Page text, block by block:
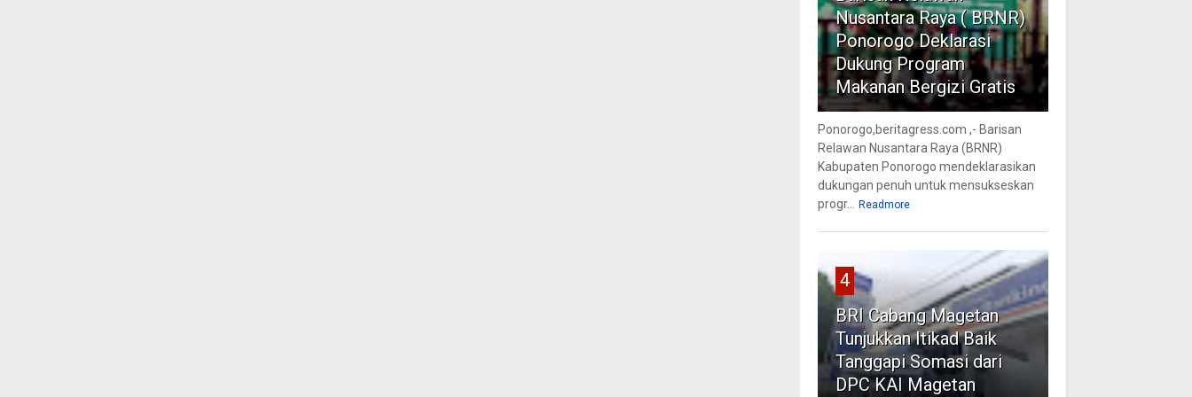
Nusantara Raya ( BRNR)
Ponorogo Deklarasi
Dukung Program
Makanan Bergizi Gratis
Ponorogo,beritagress.com ,- Barisan
Relawan Nusantara Raya (BRNR)
Kabupaten Ponorogo mendeklarasikan
dukungan penuh untuk mensukseskan
progr...
Readmore
4
BRI Cabang Magetan
Tunjukkan Itikad Baik
Tanggapi Somasi dari
DPC KAI Magetan